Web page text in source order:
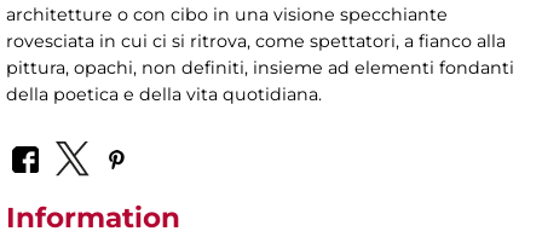
architetture o con cibo in una visione specchiante
rovesciata in cui ci si ritrova, come spettatori, a fianco alla
pittura, opachi, non definiti, insieme ad elementi fondanti
della poetica e della vita quotidiana.
Information